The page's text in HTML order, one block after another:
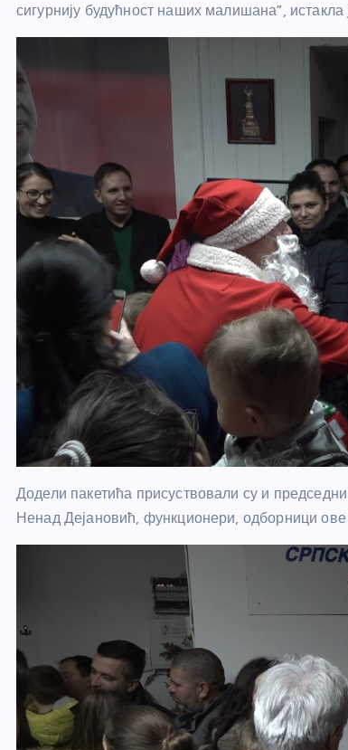
сигурнију будућност наших малишана”,
Додели пакетића присуствовали су и
Ненад Дејановић, функционери, одборници